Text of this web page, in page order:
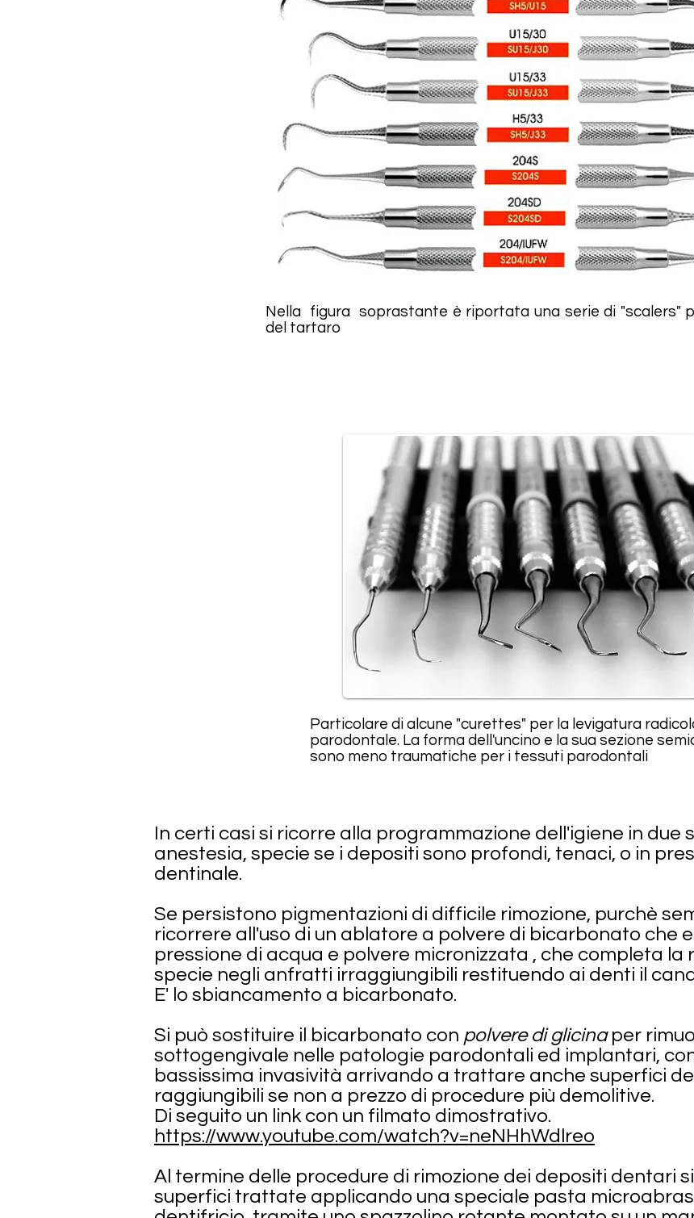
Nella figura soprastante è riportata una serie di "scalers"
del tartaro
Particolare di alcune "curettes" per la levigatura
parodontale. La forma dell'uncino e la sua sezione
sono meno traumatiche per i tessuti parodontali
In certi casi si ricorre alla programmazione dell'igiene in due
anestesia, specie se i depositi sono profondi, tenaci, o in
dentinale.
Se persistono pigmentazioni di difficile rimozione, purchè
ricorrere all'uso di un ablatore a polvere di bicarbonato che
pressione di acqua e polvere micronizzata , che completa la
specie negli anfratti irraggiungibili restituendo ai denti il
E' lo sbiancamento a bicarbonato.
Si può sostituire il bicarbonato con polvere di glicinaper
sottogengivale nelle patologie parodontali ed implantari,
bassissima invasività arrivando a trattare anche superfici
raggiungibili se non a prezzo di procedure più demolitive.
Di seguito un link con un filmato dimostrativo.
https://www.youtube.com/watch?v=neNHhWdlreo
Al termine delle procedure di rimozione dei depositi dentari
superfici trattate applicando una speciale pasta